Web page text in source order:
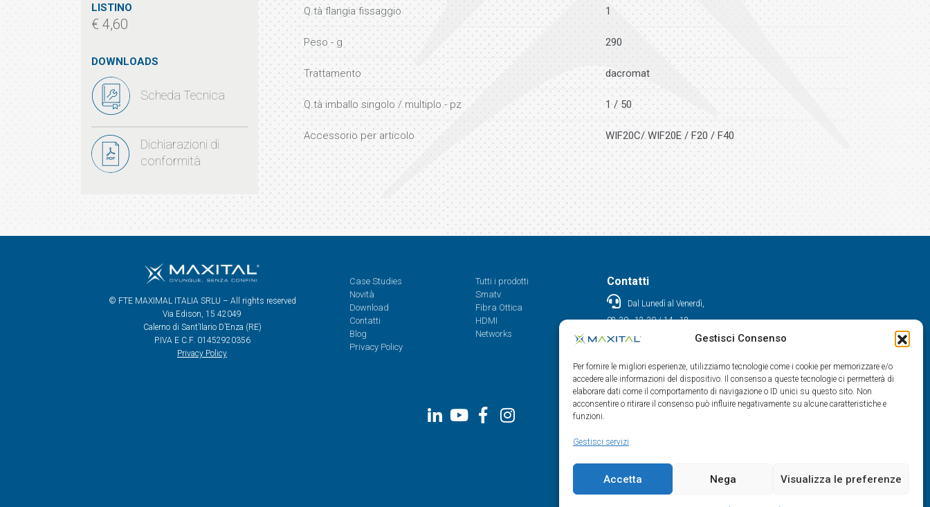
Gestisci Consenso
Per fornire le migliori esperienze, utilizziamo tecnologie come i cookie per memorizzare e/o
accedere alle informazioni del dispositivo. Il consenso a queste tecnologie ci permetterà di
elaborare dati come il comportamento di navigazione o ID unici su questo sito. Non
acconsentire o ritirare il consenso può influire negativamente su alcune caratteristiche e
funzioni.
Gestisci servizi
Accetta Nega Visualizza le preferenze
LISTINO
€ 4,60
DOWNLOADS
Scheda Tecnica
Dichiarazioni di
conformità
Q.tà flangia fissaggio 1
Peso - g 290
Trattamento dacromat
Q.tà imballo singolo / multiplo - pz 1 / 50
Accessorio per articolo WIF20C/ WIF20E / F20 / F40
© FTE MAXIMAL ITALIA SRLU – All rights reserved
Via Edison, 15 42049
Calerno di Sant’Ilario D’Enza (RE)
P.IVA E C.F. 01452920356
Privacy Policy
Case Studies
Novità
Download
Contatti
Blog
Privacy Policy
Tutti i prodotti
Smatv
Fibra Ottica
HDMI
Networks
Contatti
Dal Lunedì al Venerdì,
08.30 - 12.30 / 14 - 18
0522/909701
info@maxital.it